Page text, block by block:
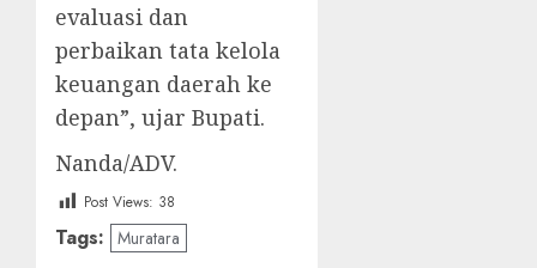
evaluasi dan
perbaikan tata kelola
keuangan daerah ke
depan”, ujar Bupati.
Nanda/ADV.
Post Views: 38
Tags: Muratara